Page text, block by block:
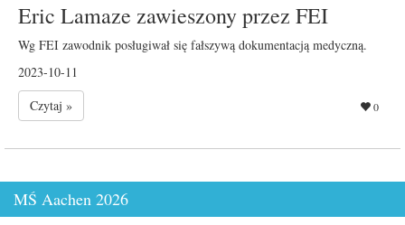
Eric Lamaze zawieszony przez FEI
Wg FEI zawodnik posługiwał się fałszywą dokumentacją medyczną.
2023-10-11
Czytaj »
0
MŚ Aachen 2026